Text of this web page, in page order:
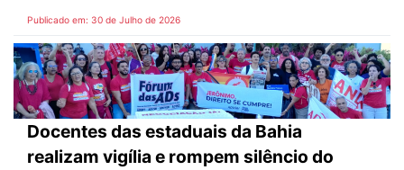
Publicado em: 30 de Julho de 2026
Docentes das estaduais da Bahia
realizam vigília e rompem silêncio do